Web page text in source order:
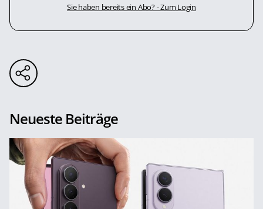
Sie haben bereits ein Abo? - Zum Login
Neueste Beiträge